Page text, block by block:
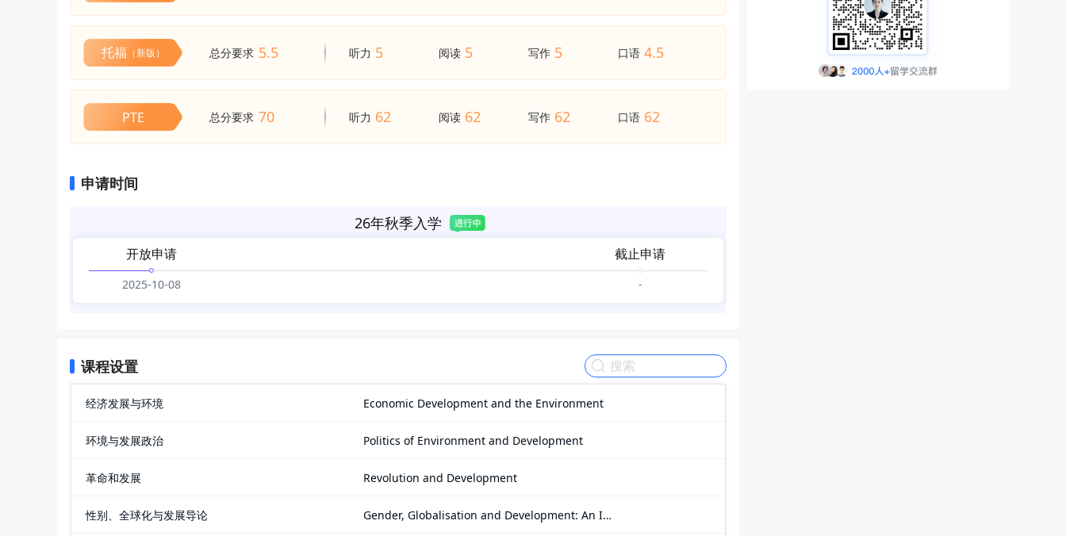
托福（新版） 总分要求 5.5 听力 5 阅读 5 写作 5 口语 4.5
PTE 总分要求 70 听力 62 阅读 62 写作 62 口语 62
申请时间
26年秋季入学
开放申请
2025-10-08
截止申请
-
课程设置
经济发展与环境 Economic Development and the Environment
环境与发展政治 Politics of Environment and Development
革命和发展 Revolution and Development
性别、全球化与发展导论 Gender, Globalisation and Development: An Int